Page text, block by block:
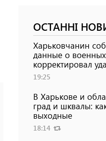
ОСТАННІ
Харьковчанин
данные о военных
корректировал
19:25
В Харькове и
град и шквалы:
выходные
18:14